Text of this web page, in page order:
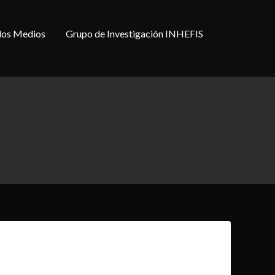
Medios Grupo de Investigación INHEFIS